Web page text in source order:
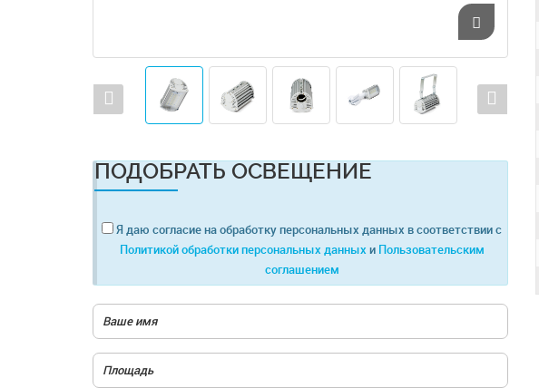
ПОДОБРАТЬ ОСВЕЩЕНИЕ
Я даю согласие на обработку персональных данных в соответствии с
Политикой обработки персональных данных и Пользовательским
соглашением